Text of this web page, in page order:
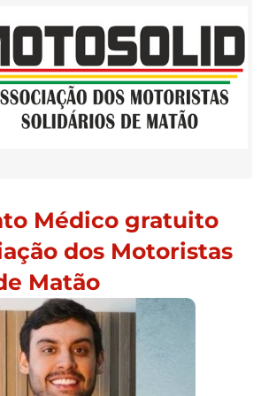
Médico gratuito
dos Motoristas
Matão